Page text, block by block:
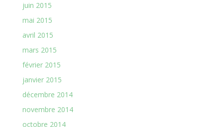
juin 2015
mai 2015
avril 2015
mars 2015
février 2015
janvier 2015
décembre 2014
novembre 2014
octobre 2014